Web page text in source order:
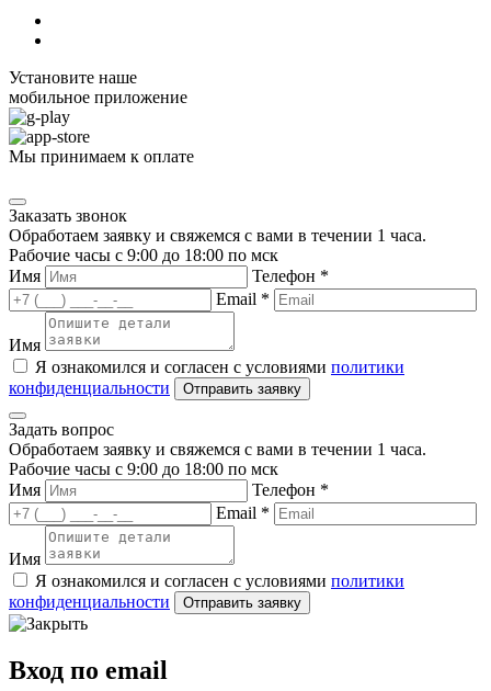
Установите наше
мобильное приложение
Мы принимаем к оплате
Заказать звонок
Обработаем заявку и свяжемся с вами в течении 1 часа.
Рабочие часы с 9:00 до 18:00 по мск
Имя
Телефон *
Email *
Имя
Я ознакомился и согласен с условиями политики
конфиденциальности
Задать вопрос
Обработаем заявку и свяжемся с вами в течении 1 часа.
Рабочие часы с 9:00 до 18:00 по мск
Имя
Телефон *
Email *
Имя
Я ознакомился и согласен с условиями политики
конфиденциальности
Вход по email